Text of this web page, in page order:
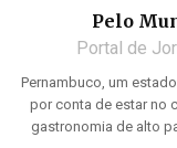
Pelo
Portal de
Pernambuco, um
por conta de estar no
gastronomia de alto